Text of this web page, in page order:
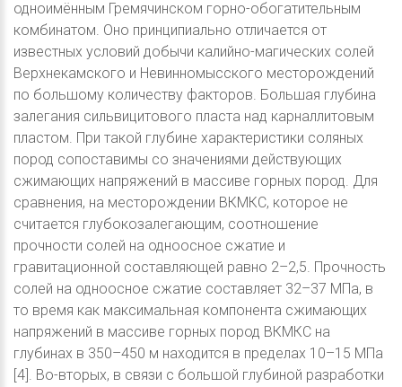
одноимённым Гремячинском горно-обогатительным
комбинатом. Оно принципиально отличается от
известных условий добычи калийно-магических солей
Верхнекамского и Невинномысского месторождений
по большому количеству факторов. Большая глубина
залегания сильвицитового пласта над карналлитовым
пластом. При такой глубине характеристики соляных
пород сопоставимы со значениями действующих
сжимающих напряжений в массиве горных пород. Для
сравнения, на месторождении ВКМКС, которое не
считается глубокозалегающим, соотношение
прочности солей на одноосное сжатие и
гравитационной составляющей равно 2–2,5. Прочность
солей на одноосное сжатие составляет 32–37 МПа, в
то время как максимальная компонента сжимающих
напряжений в массиве горных пород ВКМКС на
глубинах в 350–450 м находится в пределах 10–15 МПа
[4]. Во-вторых, в связи с большой глубиной разработки